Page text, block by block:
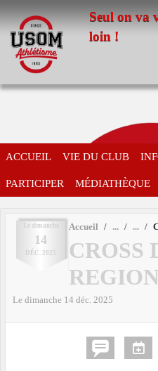
Seul on va
loin !
ACCUEIL VIE DU CLUB
PARTICIPER MÉDIATHÈQUE
dimanche
14
DÉC. 2025
Accueil
CROSS
Le dimanche 14 déc. 2025